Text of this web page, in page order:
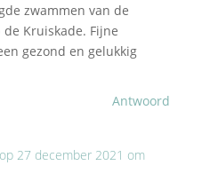
zwammen van de
Kruiskade. Fijne
gezond en gelukkig
Antwoord
op 27 december 2021 om